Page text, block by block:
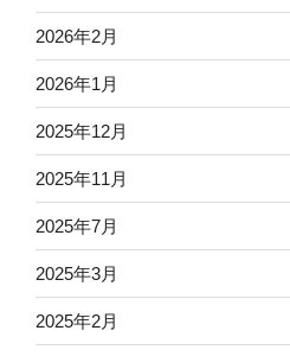
2026年2月
2026年1月
2025年12月
2025年11月
2025年7月
2025年3月
2025年2月